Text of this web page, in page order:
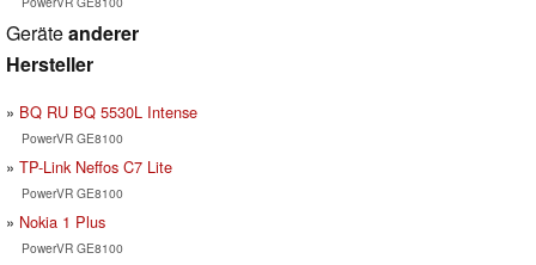
Geräteanderer
Hersteller
BQ RU BQ 5530L Intense
PowerVR GE8100
TP-Link Neffos C7 Lite
PowerVR GE8100
Nokia 1 Plus
PowerVR GE8100